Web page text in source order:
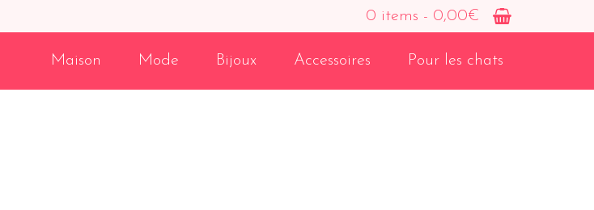
0 items - 0,00€
Maison Mode Bijoux Accessoires Pour les chats